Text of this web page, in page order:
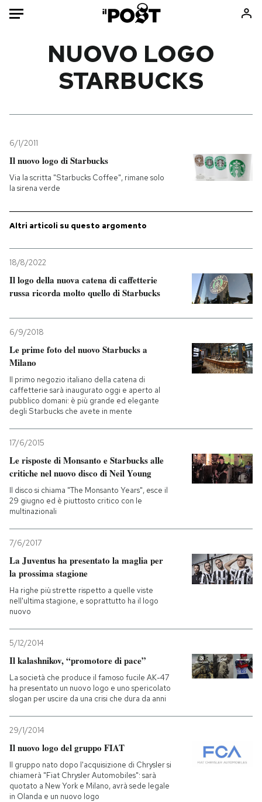
Mondo
Tecnologia
Internet
Scienza
Libri
Media
PODCAST
I MIEI PREFERITI
SHOP
CALENDARIO
AREA PERSONALE
Entra
NUOVO LOGO
STARBUCKS
6/1/2011
Il nuovo logo di Starbucks
Via la scritta "Starbucks Coffee", rimane solo
la sirena verde
Altri articoli su questo argomento
18/8/2022
Il logo della nuova catena di caffetterie
russa ricorda molto quello di Starbucks
6/9/2018
Le prime foto del nuovo Starbucks a
Milano
Il primo negozio italiano della catena di
caffetterie sarà inaugurato oggi e aperto al
pubblico domani: è più grande ed elegante
degli Starbucks che avete in mente
17/6/2015
Le risposte di Monsanto e Starbucks alle
critiche nel nuovo disco di Neil Young
Il disco si chiama "The Monsanto Years", esce il
29 giugno ed è piuttosto critico con le
multinazionali
7/6/2017
La Juventus ha presentato la maglia per
la prossima stagione
Ha righe più strette rispetto a quelle viste
nell'ultima stagione, e soprattutto ha il logo
nuovo
5/12/2014
Il kalashnikov, “promotore di pace”
La società che produce il famoso fucile AK-47
ha presentato un nuovo logo e uno spericolato
slogan per uscire da una crisi che dura da anni
29/1/2014
Il nuovo logo del gruppo FIAT
Il gruppo nato dopo l'acquisizione di Chrysler si
chiamerà "Fiat Chrysler Automobiles": sarà
quotato a New York e Milano, avrà sede legale
in Olanda e un nuovo logo